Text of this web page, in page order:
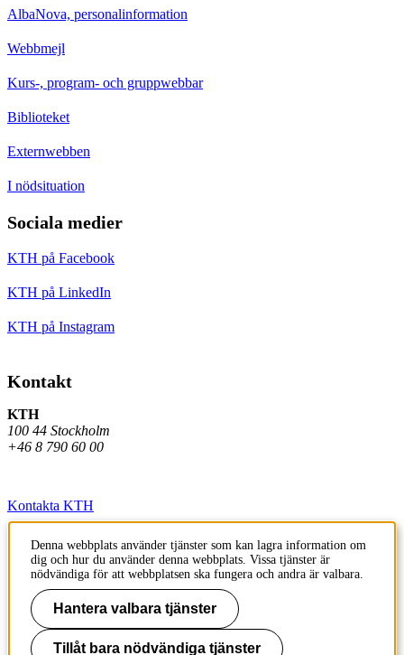
AlbaNova, personalinformation
Webbmejl
Kurs-, program- och gruppwebbar
Biblioteket
Externwebben
I nödsituation
Sociala medier
KTH på Facebook
KTH på LinkedIn
KTH på Instagram
Kontakt
KTH
100 44 Stockholm
+46 8 790 60 00
Kontakta KTH
Jobba på KTH
Press och media
Faktura och betalning KTH
Om KTH:s webbplatser
Denna webbplats använder tjänster som kan lagra information om
dig och hur du använder denna webbplats. Vissa tjänster är
nödvändiga för att webbplatsen ska fungera och andra är valbara.
Hantera valbara tjänster
Tillåt bara nödvändiga tjänster